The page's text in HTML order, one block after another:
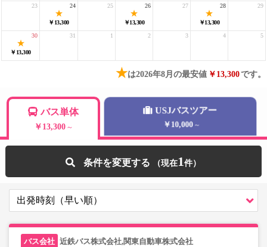
23
￥13,300
24 25
￥13,300
26 27
￥13,300
28 29
￥13,300
30 31 1 2 3 4 5
★は2026年8月の最安値 ￥13,300です。
バス単体
￥13,300 ～
USJバスツアー
￥10,000 ～
条件を変更する 1
近鉄バス株式会社,関東自動車株式会社